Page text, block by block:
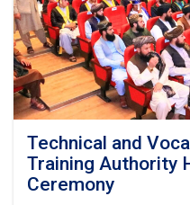
Technical and
Training Authority
Ceremony